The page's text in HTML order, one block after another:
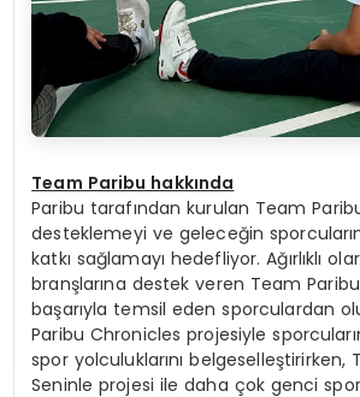
Team Paribu hakkında
Paribu tarafından kurulan Team
desteklemeyi ve geleceğin
katkı sağlamayı hedefliyor. Ağırlıklı
branşlarına destek veren Team
başarıyla temsil eden sporculardan
Paribu Chronicles projesiyle
spor yolculuklarını belgeselleştirirken,
Seninle projesi ile daha çok genci